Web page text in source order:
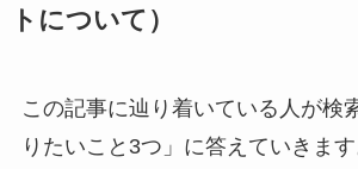
トについて）
この記事に辿り着いている人が検
りたいこと3つ」に答えていきます